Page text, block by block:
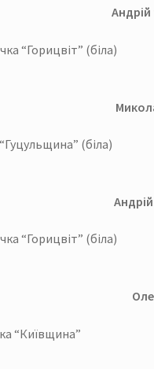
Андрій
“Горицвіт” (біла)
(біла)
Андрій
“Горицвіт” (біла)
“Київщина”